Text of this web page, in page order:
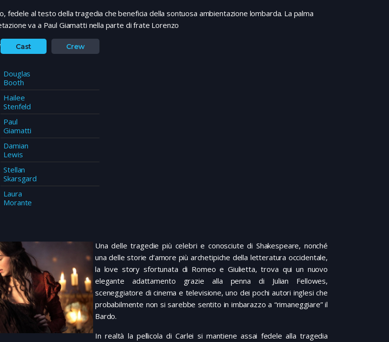
fedele al testo della tragedia che beneficia della sontuosa ambientazione lombarda. La palma
va a Paul Giamatti nella parte di frate Lorenzo
Cast Crew
Douglas
Booth
Hailee
Stenfeld
Paul
Giamatti
Damian
Lewis
Stellan
Skarsgard
Laura
Morante
Una delle tragedie più celebri e conosciute di Shakespeare, nonché
una delle storie d’amore più archetipiche della letteratura occidentale,
la love story sfortunata di Romeo e Giulietta, trova qui un nuovo
elegante adattamento grazie alla penna di Julian Fellowes,
sceneggiatore di cinema e televisione, uno dei pochi autori inglesi che
probabilmente non si sarebbe sentito in imbarazzo a “rimaneggiare” il
Bardo.
In realtà la pellicola di Carlei si mantiene assai fedele alla tragedia